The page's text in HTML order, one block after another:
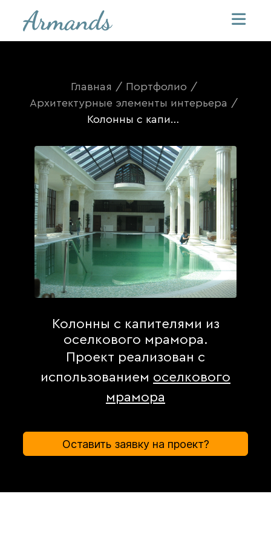
Главная / Портфолио /
Архитектурные элементы интерьера /
Колонны с капителями из оселкового мрамора
Колонны с капителями из
оселкового мрамора.
Проект реализован с
использованием оселкового
мрамора
Оставить заявку на проект?